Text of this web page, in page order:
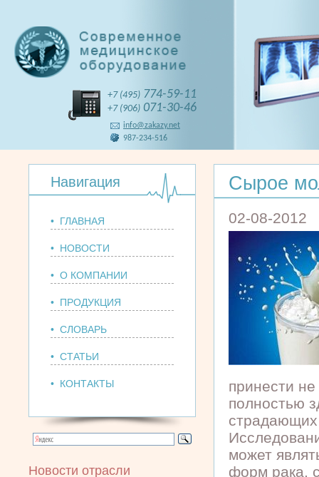
+7 (495) 774-59-11
+7 (906) 071-30-46
info@zakazy.net
987-234-516
Навигация
• ГЛАВНАЯ
• НОВОСТИ
• О КОМПАНИИ
• ПРОДУКЦИЯ
• СЛОВАРЬ
• СТАТЬИ
• КОНТАКТЫ
Новости отрасли
Сырое
02-08-2012
принести
полностью
может
форм рака,